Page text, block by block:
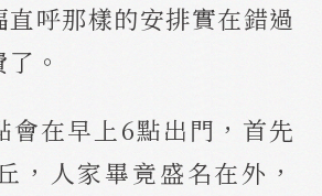
直呼那樣的安排實在錯過
。
會在早上6點出門，首先
，人家畢竟盛名在外，